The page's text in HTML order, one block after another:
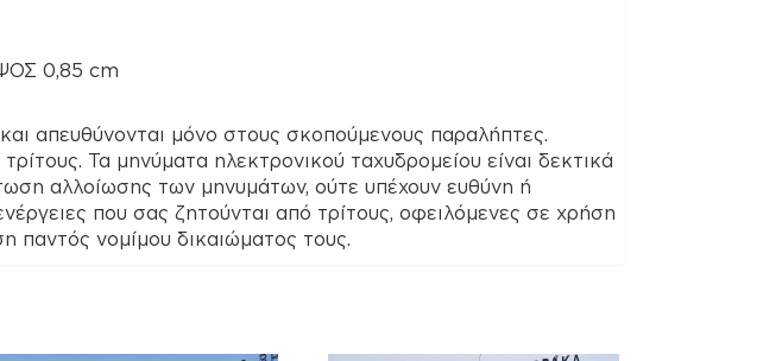
0,85 cm
απευθύνονται μόνο στους σκοπούμενους παραλήπτες.
Τα μηνύματα ηλεκτρονικού ταχυδρομείου είναι δεκτικά
αλλοίωσης των μηνυμάτων, ούτε υπέχουν ευθύνη ή
που σας ζητούνται από τρίτους, οφειλόμενες σε χρήση
παντός νομίμου δικαιώματος τους.